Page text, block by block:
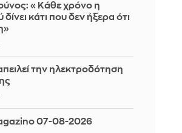
«Κάθε χρόνο η
κάτι που δεν ήξερα ότι
την ηλεκτροδότηση
07-08-2026